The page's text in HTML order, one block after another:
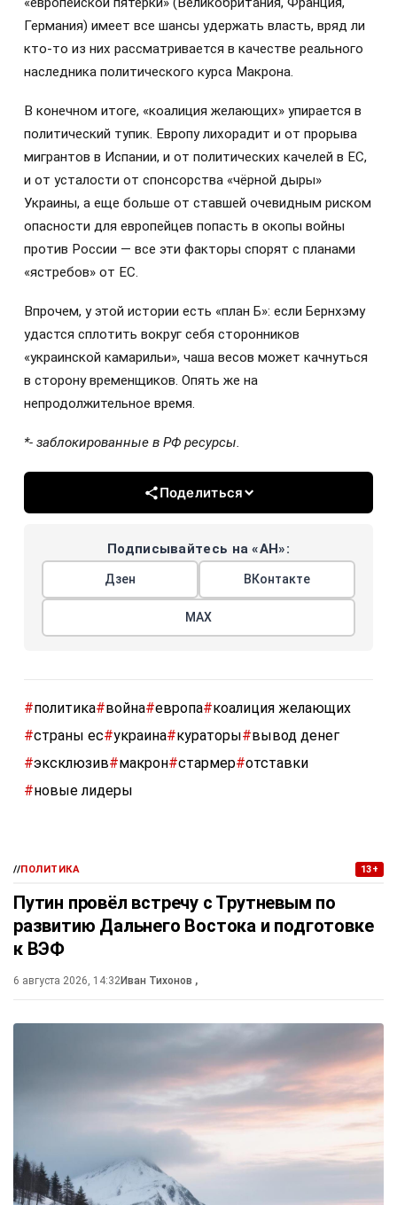
Германия) имеет все шансы удержать власть, вряд ли
кто-то из них рассматривается в качестве реального
наследника политического курса Макрона.
В конечном итоге, «коалиция желающих» упирается в
политический тупик. Европу лихорадит и от прорыва
мигрантов в Испании, и от политических качелей в ЕС,
и от усталости от спонсорства «чёрной дыры»
Украины, а еще больше от ставшей очевидным риском
опасности для европейцев попасть в окопы войны
против России — все эти факторы спорят с планами
«ястребов» от ЕС.
Впрочем, у этой истории есть «план Б»: если Бернхэму
удастся сплотить вокруг себя сторонников
«украинской камарильи», чаша весов может качнуться
в сторону временщиков. Опять же на
непродолжительное время.
*- заблокированные в РФ ресурсы.
Поделиться
Подписывайтесь на «АН»:
Дзен ВКонтакте
МАХ
#политика#война#европа#коалиция желающих
#страны ес#украина#кураторы#вывод денег
#эксклюзив#макрон#стармер#отставки
#новые лидеры
//ПОЛИТИКА 13+
Путин провёл встречу с Трутневым по
развитию Дальнего Востока и подготовке
к ВЭФ
6 августа 2026, 14:32Иван Тихонов ,